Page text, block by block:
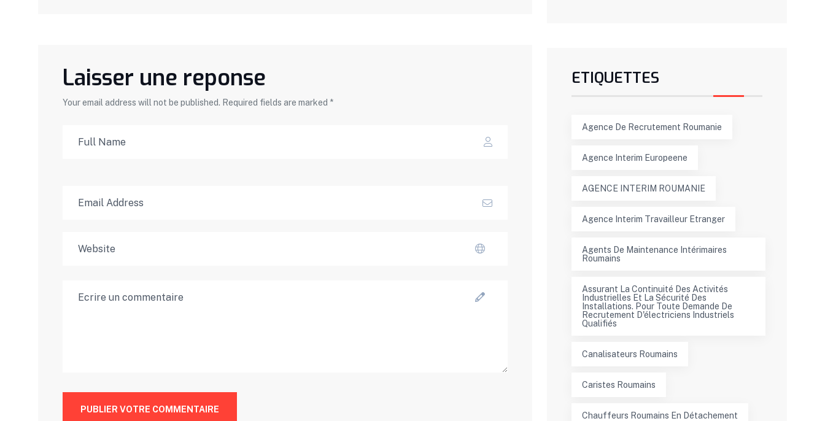
Laisser une reponse
Your email address will not be published. Required fields are marked *
PUBLIER VOTRE COMMENTAIRE
ETIQUETTES
Agence De Recrutement Roumanie
Agence Interim Europeene
AGENCE INTERIM ROUMANIE
Agence Interim Travailleur Etranger
Agents De Maintenance Intérimaires
Roumains
Assurant La Continuité Des Activités
Industrielles Et La Sécurité Des
Installations. Pour Toute Demande De
Recrutement D'électriciens Industriels
Qualifiés
Canalisateurs Roumains
Caristes Roumains
Chauffeurs Roumains En Détachement